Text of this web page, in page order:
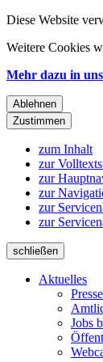
Diese Website
Weitere Cookies
Mehr dazu in
Ablehnen
Zustimmen
zum Inhalt
zur
zur
zur
zur
zur
schließen
Aktuelles
Jobs